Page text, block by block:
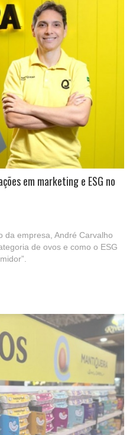
em marketing e ESG no
da empresa, André Carvalho
de ovos e como o ESG